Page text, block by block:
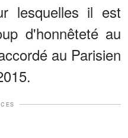
lesquelles il est
d'honnêteté au
au Parisien